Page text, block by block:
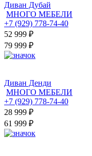
Диван Дубай
МНОГО МЕБЕЛИ
+7 (929) 778-74-40
52 999 ₽
79 999 ₽
Диван Денди
МНОГО МЕБЕЛИ
+7 (929) 778-74-40
28 999 ₽
61 999 ₽